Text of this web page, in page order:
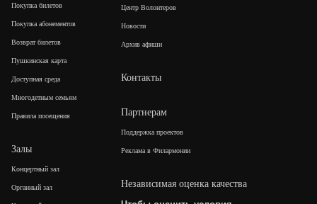
Покупка билетов
Покупка абонементов
Возврат билетов
Пушкинская карта
Доступная среда
Многодетным семьям
Правила посещения
Залы
Концертный зал
Органный зал
Центр Волонтеров
Новости
Архив афиши
Контакты
Партнерам
Поддержка проектов
Реклама в Филармонии
Независимая оценка качества